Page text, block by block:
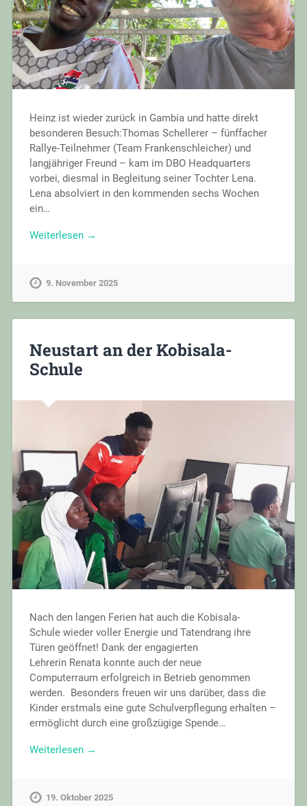
Heinz ist wieder zurück in Gambia und hatte direkt
besonderen Besuch:Thomas Schellerer – fünffacher
Rallye-Teilnehmer (Team Frankenschleicher) und
langjähriger Freund – kam im DBO Headquarters
vorbei, diesmal in Begleitung seiner Tochter Lena.
Lena absolviert in den kommenden sechs Wochen
ein…
Weiterlesen →
9. November 2025
Neustart an der Kobisala-
Schule
Nach den langen Ferien hat auch die Kobisala-
Schule wieder voller Energie und Tatendrang ihre
Türen geöffnet! Dank der engagierten
Lehrerin Renata konnte auch der neue
Computerraum erfolgreich in Betrieb genommen
werden. Besonders freuen wir uns darüber, dass die
Kinder erstmals eine gute Schulverpflegung erhalten –
ermöglicht durch eine großzügige Spende…
Weiterlesen →
19. Oktober 2025